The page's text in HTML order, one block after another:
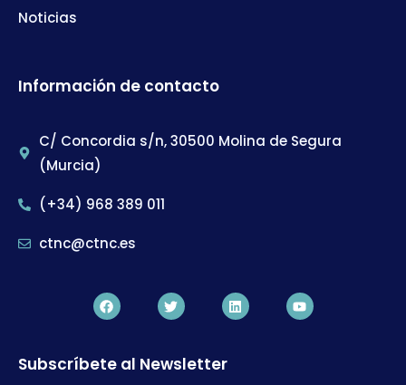
Noticias
Información de contacto
C/ Concordia s/n, 30500 Molina de Segura
(Murcia)
(+34) 968 389 011
ctnc@ctnc.es
Subscríbete al Newsletter